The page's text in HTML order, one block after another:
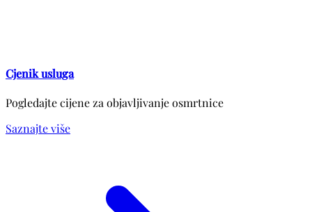
Cjenik usluga
Pogledajte cijene za objavljivanje osmrtnice
Saznajte više